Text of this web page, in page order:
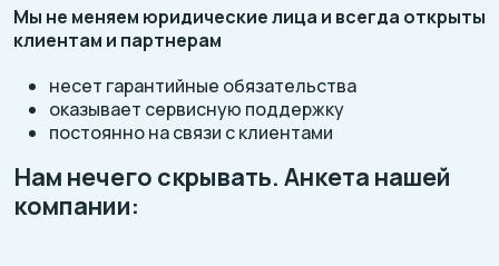
Мы не меняем юридические лица и всегда открыты
клиентам и партнерам
несет гарантийные обязательства
оказывает сервисную поддержку
постоянно на связи с клиентами
Нам нечего скрывать. Анкета нашей
компании: